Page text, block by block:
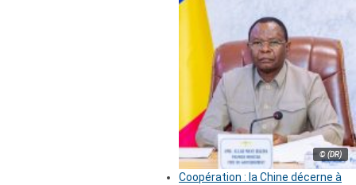
© (DR)
Coopération : la Chine décerne à